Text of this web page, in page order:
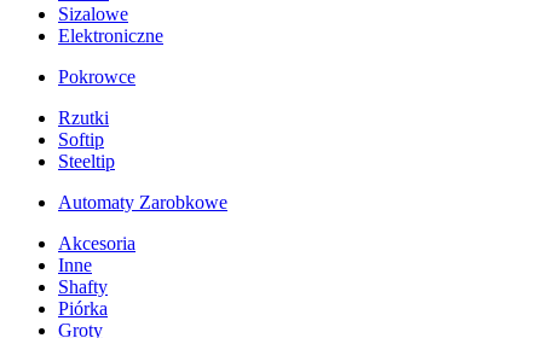
Sizalowe
Elektroniczne
Pokrowce
Rzutki
Softip
Steeltip
Automaty Zarobkowe
Akcesoria
Inne
Shafty
Piórka
Groty